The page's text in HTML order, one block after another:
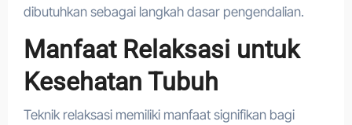
dibutuhkan sebagai langkah dasar pengendalian.
Manfaat Relaksasi untuk
Kesehatan Tubuh
Teknik relaksasi memiliki manfaat signifikan bagi